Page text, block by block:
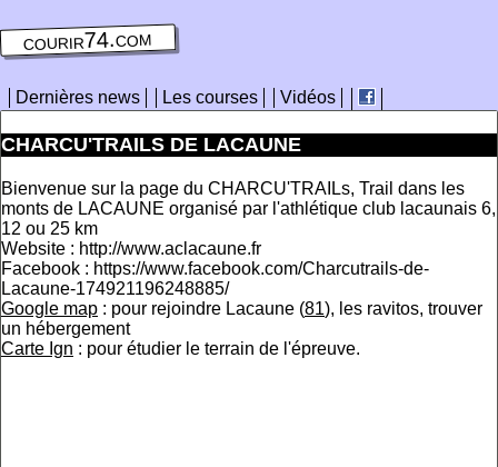
courir74.com
Dernières news Les courses Vidéos
CHARCU'TRAILS DE LACAUNE
Bienvenue sur la page du CHARCU'TRAILs, Trail dans les
monts de LACAUNE organisé par l'athlétique club lacaunais 6,
12 ou 25 km
Website : http://www.aclacaune.fr
Facebook : https://www.facebook.com/Charcutrails-de-
Lacaune-174921196248885/
Google map : pour rejoindre Lacaune (81), les ravitos, trouver
un hébergement
Carte Ign : pour étudier le terrain de l'épreuve.